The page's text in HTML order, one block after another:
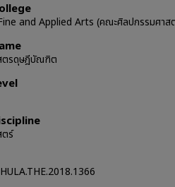
and Applied Arts (คณะศิลปกรรมศาส
ตรดุษฎีบัณฑิต
ตร์